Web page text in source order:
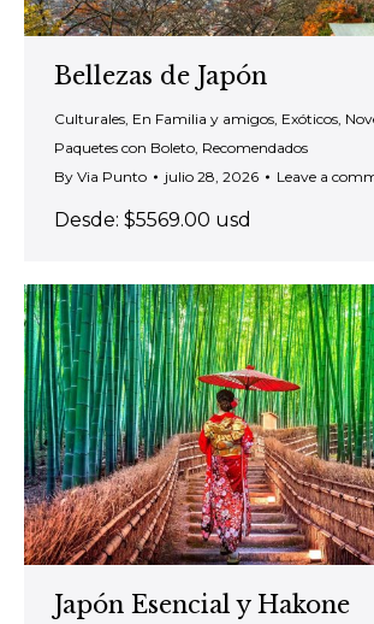
Bellezas de Japón
Culturales En Familia y amigos Exóticos
Paquetes con Boleto Recomendados
By Via Punto julio 28, 2026 Leave a
Desde: $5569.00 usd
Japón Esencial y Hakone